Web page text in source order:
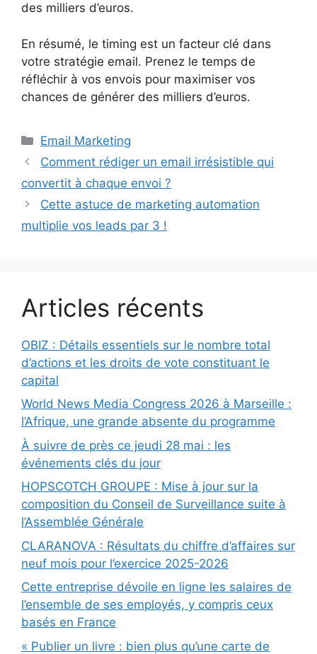
des milliers d’euros.
En résumé, le timing est un facteur clé dans
votre stratégie email. Prenez le temps de
réfléchir à vos envois pour maximiser vos
chances de générer des milliers d’euros.
Catégories
Email Marketing
Comment rédiger un email irrésistible qui
convertit à chaque envoi ?
Cette astuce de marketing automation
multiplie vos leads par 3 !
Articles récents
OBIZ : Détails essentiels sur le nombre total
d’actions et les droits de vote constituant le
capital
World News Media Congress 2026 à Marseille :
l’Afrique, une grande absente du programme
À suivre de près ce jeudi 28 mai : les
événements clés du jour
HOPSCOTCH GROUPE : Mise à jour sur la
composition du Conseil de Surveillance suite à
l’Assemblée Générale
CLARANOVA : Résultats du chiffre d’affaires sur
neuf mois pour l’exercice 2025-2026
Cette entreprise dévoile en ligne les salaires de
l’ensemble de ses employés, y compris ceux
basés en France
« Publier un livre : bien plus qu’une carte de